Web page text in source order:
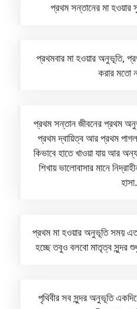
প্রথম সন্তানের মা
প্রথমবার মা হওয়ার অনুভূতি,
করার মতো
প্রথম সন্তান জীবনের প্রথম
প্রথম দ্বায়িত্ব আর প্রথম
কিভাবে হাতে খাওয়া যায় আর
শিখায় ভালোবাসার মানে
প্রথম মা হওয়ার অনুভূতি সময় এত
হচ্ছে তবুও বলবো মাতৃত্ব সুন্দর
পৃথিবীর সব সুন্দর অনুভূতি